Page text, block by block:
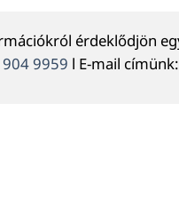
érdeklődjön
9959 l E-mail címünk: